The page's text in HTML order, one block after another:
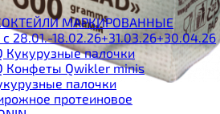
КОКТЕЙЛИ МАРКИРОВАННЫЕ
с 28.01.-18.02.26+31.03.26+30.04.26
Кукурузные палочки
Конфеты Qwikler minis
палочки
протеиновое